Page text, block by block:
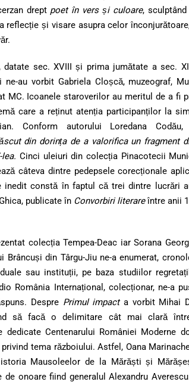
drept poet în vers și culoare,
reflecție și visare asupra celor
datate sec. XVIII și prima jumătate a sec.
au vorbit Gabriela Cloșcă, muzeograf,
MC. Icoanele staroverilor au meritul de a fi
care a reținut atenția participanților la
Conform autorului Loredana
din dorința de a valorifica un fragment
lea.Cinci uleiuri din colecția Pinacotecii
câteva dintre pedepsele corecționale
inedit constă în faptul că trei dintre lucrări
publicate în Convorbiri literareîntre anii
colecția Tempea-Deac iar Sorana
Brâncuși din Târgu-Jiu ne-a enumerat,
sau instituții, pe baza studiilor
România Internațional, colecționar, ne-a
Despre Primul impacta vorbit Mihai
să facă o delimitare cât mai clară
dedicate Centenarului României Moderne
tema războiului. Astfel, Oana
Mausoleelor de la Mărăști și
de onoare fiind generalul Alexandru